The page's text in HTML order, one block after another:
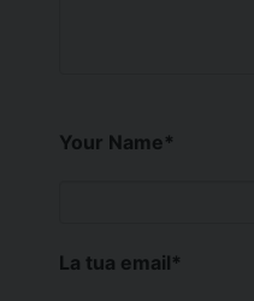
Your Name*
La tua email*